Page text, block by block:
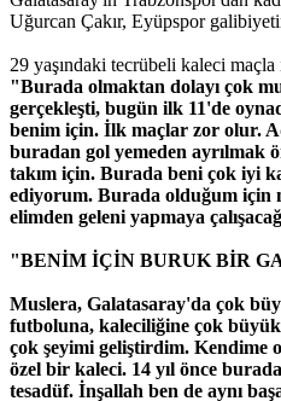
Uğurcan Çakır, Eyüpspor
29 yaşındaki tecrübeli kaleci
"Burada olmaktan dolayı çok
gerçekleşti, bugün ilk 11'de
benim için. İlk maçlar zor olur.
buradan gol yemeden ayrılmak
takım için. Burada beni çok iyi
ediyorum. Burada olduğum için
elimden geleni yapmaya
"BENİM İÇİN BURUK BİR
Muslera, Galatasaray'da çok
futboluna, kaleciliğine çok
çok şeyimi geliştirdim. Kendime
özel bir kaleci. 14 yıl önce
tesadüf. İnşallah ben de aynı